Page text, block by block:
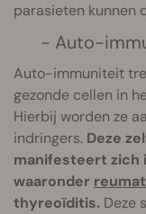
parasieten kunnen
- Auto-
Auto-immuniteit
gezonde cellen in
Hierbij worden ze
indringers. Deze
manifesteert zich
waaronder
thyreoïditis. Deze